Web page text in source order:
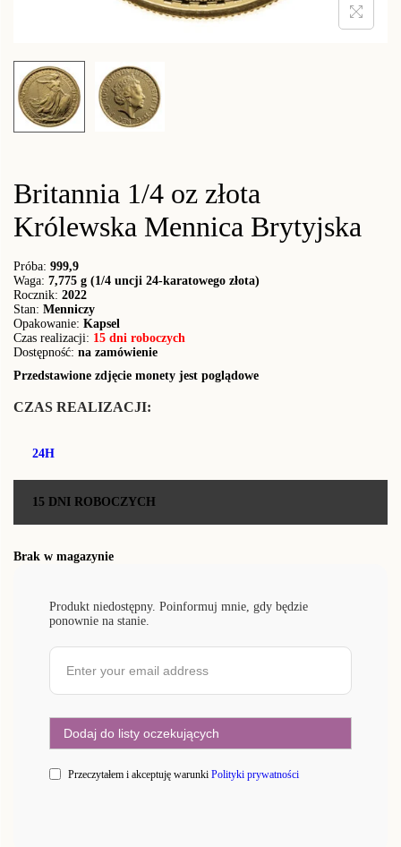
Britannia 1/4 oz złota
Królewska Mennica Brytyjska
Próba: 999,9
Waga: 7,775 g (1/4 uncji 24-karatowego złota)
Rocznik: 2022
Stan: Menniczy
Opakowanie: Kapsel
Czas realizacji: 15 dni roboczych
Dostępność: na zamówienie
Przedstawione zdjęcie monety jest poglądowe
CZAS REALIZACJI:
24H
15 DNI ROBOCZYCH
Brak w magazynie
Produkt niedostępny. Poinformuj mnie, gdy będzie
ponownie na stanie.
Przeczytałem i akceptuję warunki Polityki prywatności